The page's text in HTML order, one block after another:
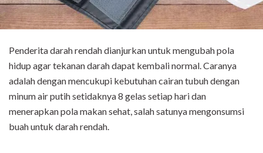
Penderita darah rendah dianjurkan untuk mengubah pola
hidup agar tekanan darah dapat kembali normal. Caranya
adalah dengan mencukupi kebutuhan cairan tubuh dengan
minum air putih setidaknya 8 gelas setiap hari dan
menerapkan pola makan sehat, salah satunya mengonsumsi
buah untuk darah rendah.